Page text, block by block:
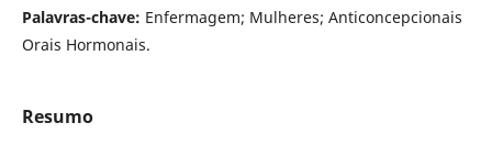
Palavras-chave: Enfermagem; Mulheres; Anticoncepcionais
Orais Hormonais.
Resumo